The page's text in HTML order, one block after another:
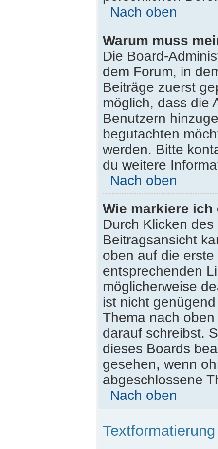
Nach oben
Warum muss
Die Board-
dem Forum, in
Beiträge zuerst
möglich, dass die
Benutzern
begutachten
werden. Bitte
du weitere
Nach oben
Wie markiere ich
Durch Klicken des
Beitragsansicht
oben auf die
entsprechenden
möglicherweise
ist nicht
Thema nach
darauf schreibst.
dieses Boards
gesehen, wenn
abgeschlossene
Nach oben